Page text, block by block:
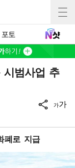
포토
시범사업 추
가가
폐로 지급